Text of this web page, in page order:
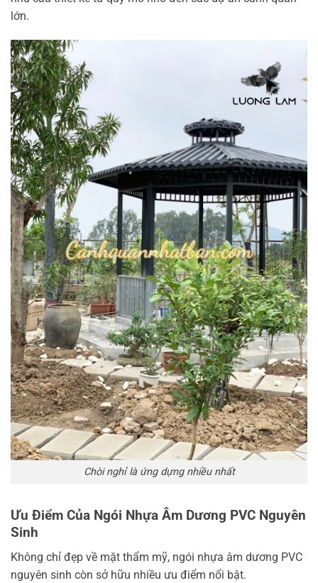
lớn.
Chòi nghỉ là ứng dựng nhiều nhất
Ưu Điểm Của Ngói Nhựa Âm Dương PVC Nguyên
Sinh
Không chỉ đẹp về mặt thẩm mỹ, ngói nhựa âm dương PVC
nguyên sinh còn sở hữu nhiều ưu điểm nổi bật.